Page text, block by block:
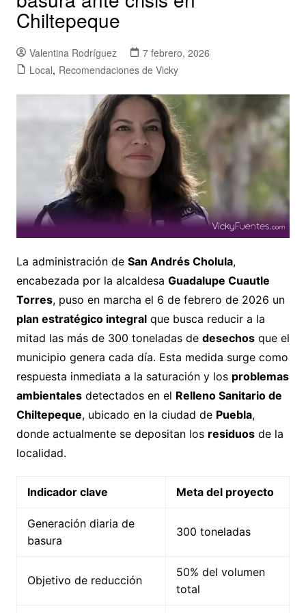
Chiltepeque
Valentina Rodríguez
7 febrero, 2026
Local, Recomendaciones de Vicky
La administración de San Andrés Cholula,
encabezada por la alcaldesa Guadalupe Cuautle
Torres, puso en marcha el 6 de febrero de 2026 un
plan estratégico integralque busca reducir a la
mitad las más de 300 toneladas de desechosque el
municipio genera cada día. Esta medida surge como
respuesta inmediata a la saturación y los problemas
ambientalesdetectados en el Relleno Sanitario de
Chiltepeque, ubicado en la ciudad de Puebla,
donde actualmente se depositan los residuosde la
localidad.
Indicador clave Meta del proyecto
Generación diaria de
basura
300 toneladas
Objetivo de reducción
50% del volumen
total